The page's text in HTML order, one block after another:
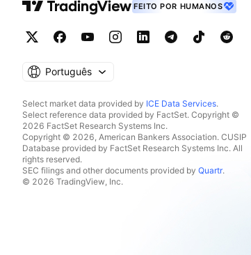
FEITO POR HUMANOS
Português
Select market data provided by ICE Data Services.
Select reference data provided by FactSet. Copyright ©
2026 FactSet Research Systems Inc.
Copyright © 2026, American Bankers Association. CUSIP
Database provided by FactSet Research Systems Inc. All
rights reserved.
SEC filings and other documents provided by Quartr.
© 2026 TradingView, Inc.